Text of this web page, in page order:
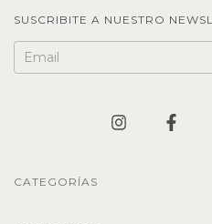
SUSCRIBITE A NUESTRO
CATEGORÍAS